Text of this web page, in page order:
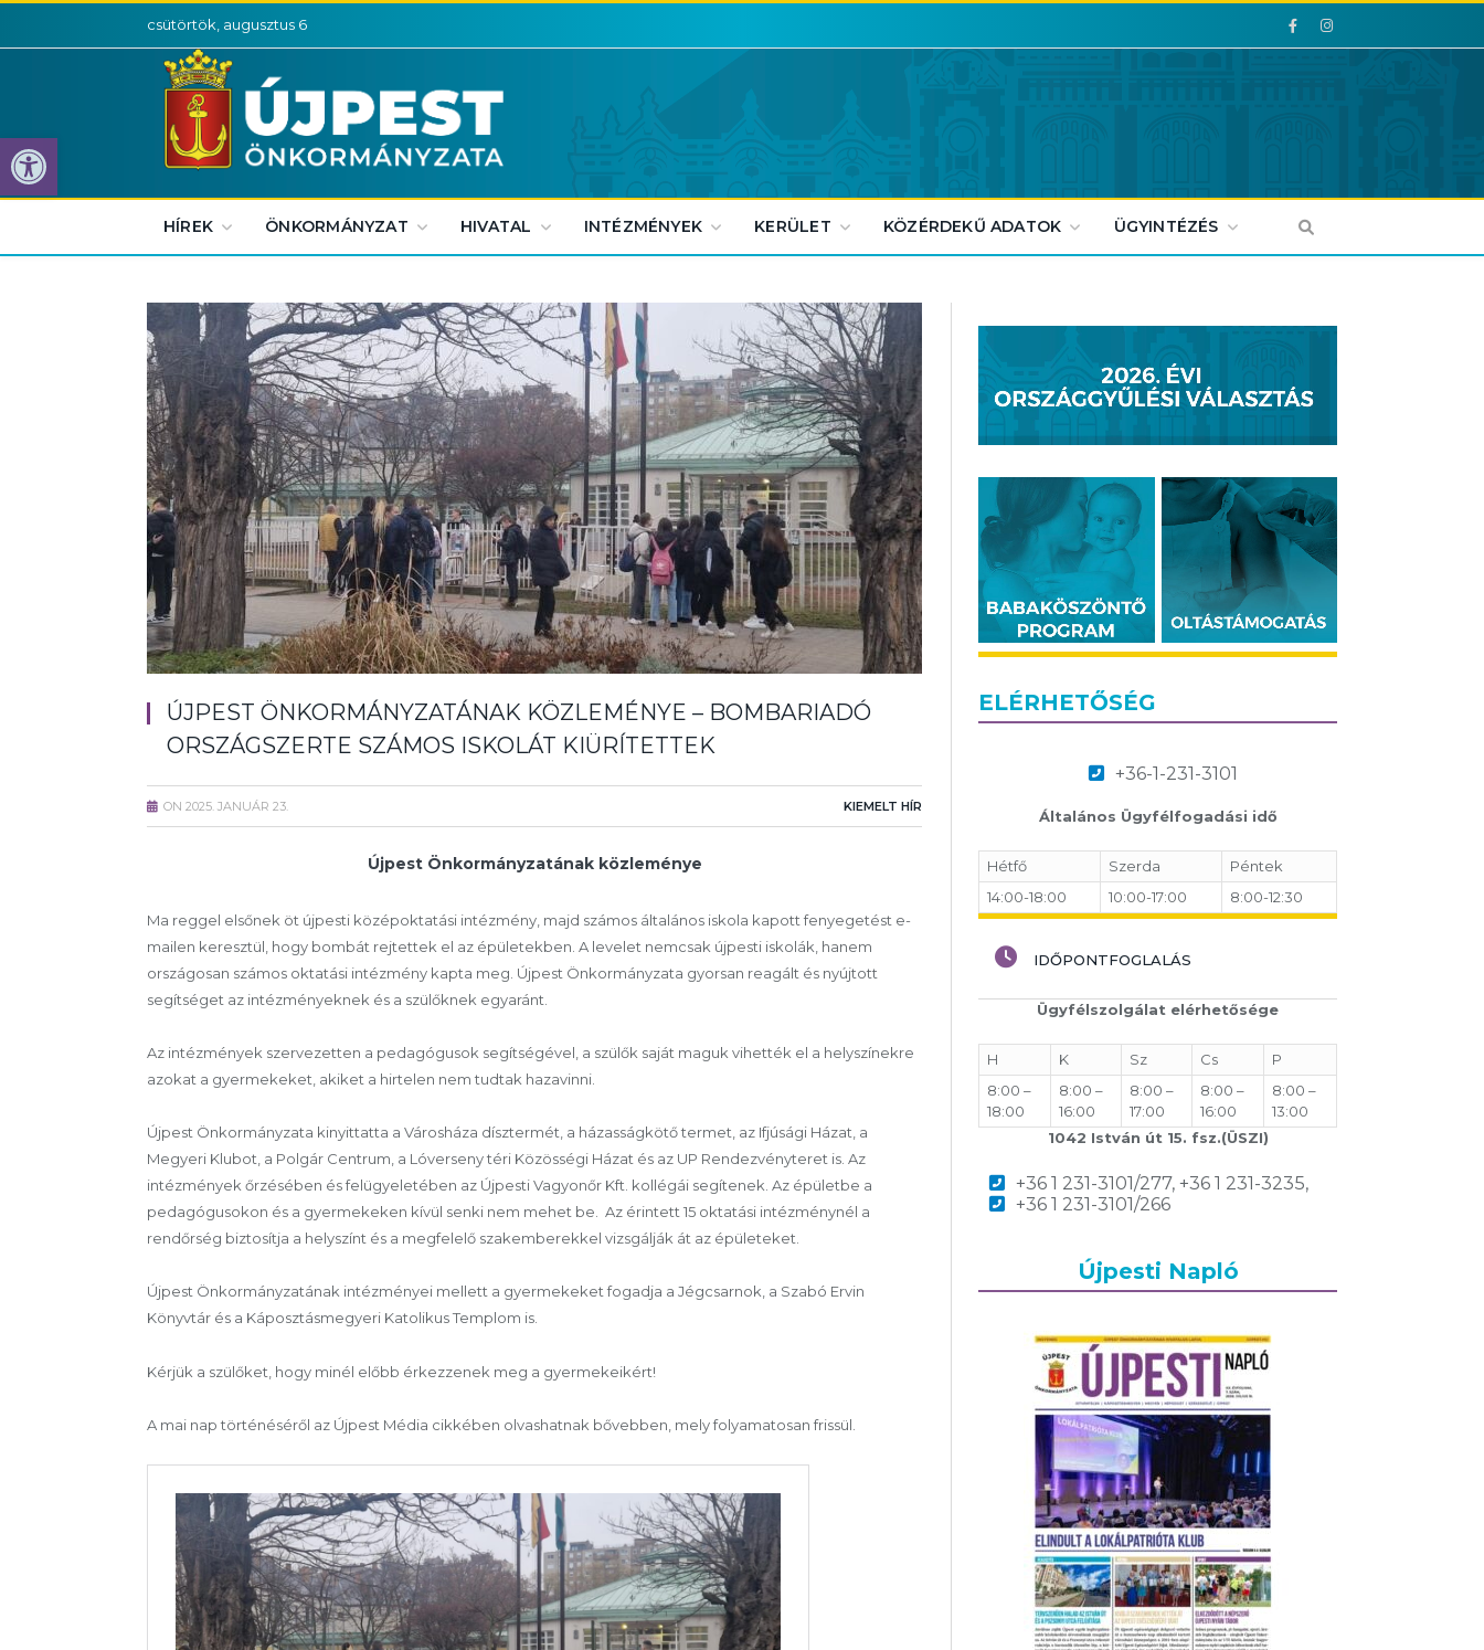
Eszköztár megnyitása
csütörtök, augusztus 6 Facebook
Facebook
HÍREK ÖNKORMÁNYZAT HIVATAL INTÉZMÉNYEK KERÜLET KÖZÉRDEKŰ ADATOK ÜGYINTÉZÉS
ÚJPEST ÖNKORMÁNYZATÁNAK KÖZLEMÉNYE – BOMBARIADÓ
ORSZÁGSZERTE SZÁMOS ISKOLÁT KIÜRÍTETTEK
ON 2025. JANUÁR 23. KIEMELT HÍR
Újpest Önkormányzatának közleménye
Ma reggel elsőnek öt újpesti középoktatási intézmény, majd számos általános iskola kapott fenyegetést e-
mailen keresztül, hogy bombát rejtettek el az épületekben. A levelet nemcsak újpesti iskolák, hanem
országosan számos oktatási intézmény kapta meg. Újpest Önkormányzata gyorsan reagált és nyújtott
segítséget az intézményeknek és a szülőknek egyaránt.
Az intézmények szervezetten a pedagógusok segítségével, a szülők saját maguk vihették el a helyszínekre
azokat a gyermekeket, akiket a hirtelen nem tudtak hazavinni.
Újpest Önkormányzata kinyittatta a Városháza dísztermét, a házasságkötő termet, az Ifjúsági Házat, a
Megyeri Klubot, a Polgár Centrum, a Lóverseny téri Közösségi Házat és az UP Rendezvényteret is. Az
intézmények őrzésében és felügyeletében az Újpesti Vagyonőr Kft. kollégái segítenek. Az épületbe a
pedagógusokon és a gyermekeken kívül senki nem mehet be. Az érintett 15 oktatási intézménynél a
rendőrség biztosítja a helyszínt és a megfelelő szakemberekkel vizsgálják át az épületeket.
Újpest Önkormányzatának intézményei mellett a gyermekeket fogadja a Jégcsarnok, a Szabó Ervin
Könyvtár és a Káposztásmegyeri Katolikus Templom is.
Kérjük a szülőket, hogy minél előbb érkezzenek meg a gyermekeikért!
A mai nap történéséről az Újpest Média cikkében olvashatnak bővebben, mely folyamatosan frissül.
ELÉRHETŐSÉG
+36-1-231-3101
Általános Ügyfélfogadási idő
Hétfő Szerda
Péntek
14:00-18:00
10:00-17:00 8:00-12:30
IDŐPONTFOGLALÁS
Ügyfélszolgálat elérhetősége
H K Sz Cs
P
8:00 –
18:00
8:00 –
16:00
8:00 –
17:00
8:00 –
16:00
8:00 –
13:00
1042 István út 15. fsz.(ÜSZI)
+36 1 231-3101/277, +36 1 231-3235,
+36 1 231-3101/266
Újpesti Napló